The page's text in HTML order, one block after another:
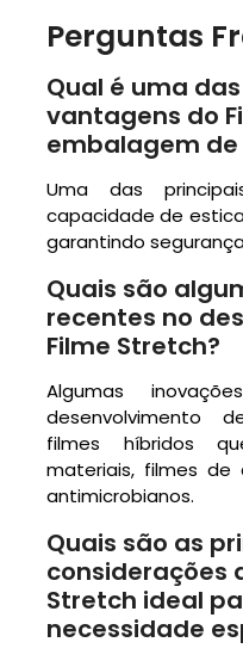
Perguntas
Qual é uma
vantagens do
embalagem de
Uma das
capacidade de
garantindo
Quais são
recentes no
Filme Stretch?
Algumas
desenvolvimento
filmes híbridos
materiais, filmes
antimicrobianos.
Quais são as
considerações
Stretch ideal
necessidade